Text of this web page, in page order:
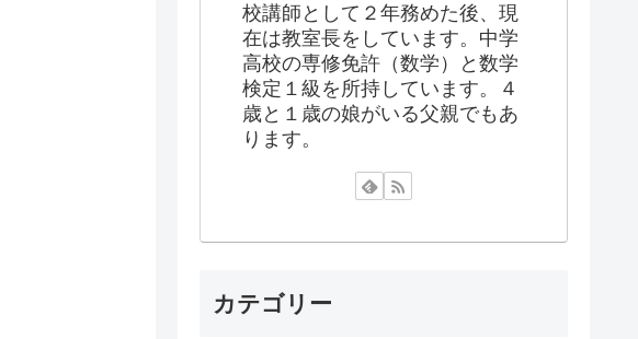
校講師として２年務めた後、現
在は教室長をしています。中学
高校の専修免許（数学）と数学
検定１級を所持しています。４
歳と１歳の娘がいる父親でもあ
ります。
カテゴリー